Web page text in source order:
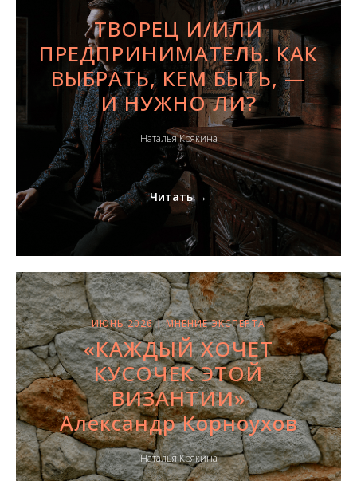
ТВОРЕЦ И/ИЛИ
ПРЕДПРИНИМАТЕЛЬ. КАК
ВЫБРАТЬ, КЕМ БЫТЬ, —
И НУЖНО ЛИ?
Наталья Крякина
Читать →
ИЮНЬ 2026 | МНЕНИЕ ЭКСПЕРТА
«КАЖДЫЙ ХОЧЕТ
КУСОЧЕК ЭТОЙ
ВИЗАНТИИ»
Александр Корноухов
Наталья Крякина